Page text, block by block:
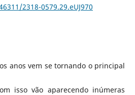
2318-0579.29.eUJ970
anos vem se tornando o principal
isso vão aparecendo inúmeras